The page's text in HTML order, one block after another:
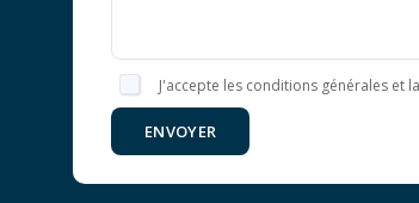
J'accepte les conditions générales et
ENVOYER